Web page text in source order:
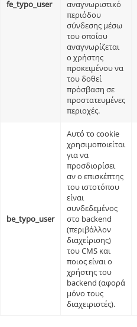
fe_typo_user
αναγνωριστικό
περιόδου
σύνδεσης μέσω
του οποίου
αναγνωρίζεται
ο χρήστης
προκειμένου να
του δοθεί
πρόσβαση σε
προστατευμένες
περιοχές.
be_typo_user
Αυτό το cookie
χρησιμοποιείται
για να
προσδιορίσει
αν ο επισκέπτης
του ιστοτόπου
είναι
συνδεδεμένος
στο backend
(περιβάλλον
διαχείρισης)
του CMS και
ποιος είναι ο
χρήστης του
backend (αφορά
μόνο τους
διαχειριστές).